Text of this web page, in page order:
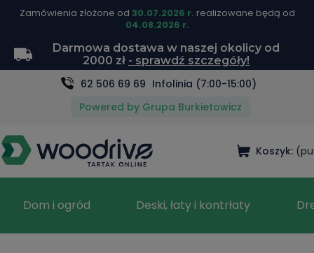
Zamówienia złożone od 30.07.2026 r. realizowane będą od
04.08.2026 r.
Darmowa dostawa w naszej okolicy od
2000 zł - sprawdź szczegóły!
62 506 69 69 Infolinia (7:00-15:00)
Powered by Grupa Burkietowicz
Koszyk:
Dom i ogród Deski, łaty i kontrłaty